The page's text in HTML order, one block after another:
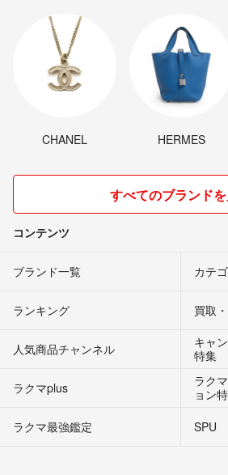
CHANEL HERMES
すべてのブランド
コンテンツ
ブランド一覧 カテ
ランキング 買取
人気商品チャンネル
キャ
特集
ラクマplus
ラク
ョン
ラクマ最強鑑定
SPU